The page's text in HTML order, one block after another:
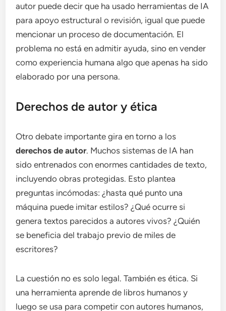
autor puede decir que ha usado herramientas de IA
para apoyo estructural o revisión, igual que puede
mencionar un proceso de documentación. El
problema no está en admitir ayuda, sino en vender
como experiencia humana algo que apenas ha sido
elaborado por una persona.
Derechos de autor y ética
Otro debate importante gira en torno a los
derechos de autor. Muchos sistemas de IA han
sido entrenados con enormes cantidades de texto,
incluyendo obras protegidas. Esto plantea
preguntas incómodas: ¿hasta qué punto una
máquina puede imitar estilos? ¿Qué ocurre si
genera textos parecidos a autores vivos? ¿Quién
se beneficia del trabajo previo de miles de
escritores?
La cuestión no es solo legal. También es ética. Si
una herramienta aprende de libros humanos y
luego se usa para competir con autores humanos,